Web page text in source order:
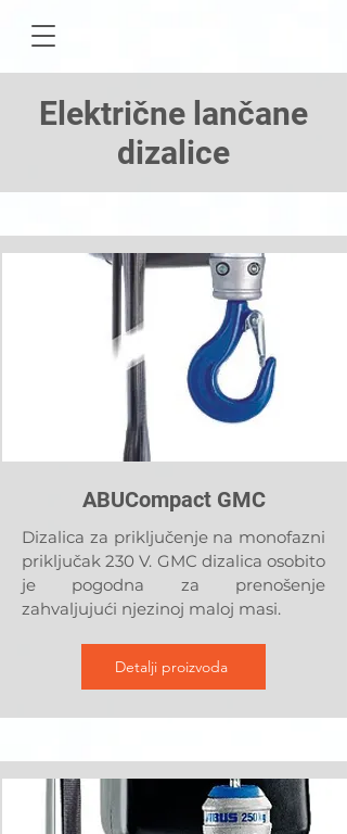
Električne lančane
dizalice
ABUCompact GMC
Dizalica za priključenje na monofazni
priključak 230 V. GMC dizalica osobito
je pogodna za prenošenje
zahvaljujući njezinoj maloj masi.
Detalji proizvoda